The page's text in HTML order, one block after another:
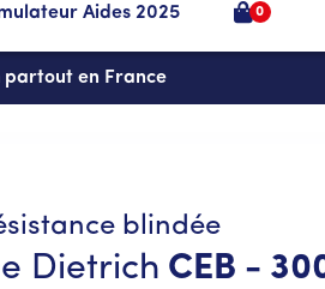
Aides 2025 0
partout en France
blindée
Dietrich CEB -